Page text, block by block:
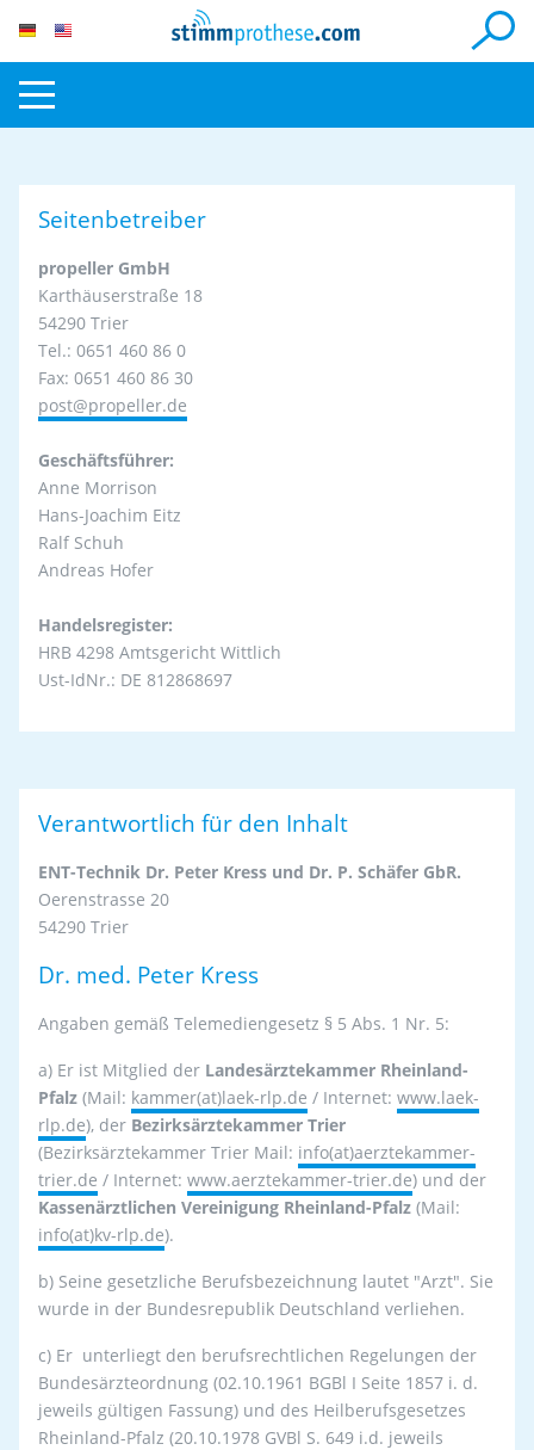
Seitenbetreiber
propeller GmbH
Karthäuserstraße 18
54290 Trier
Tel.: 0651 460 86 0
Fax: 0651 460 86 30
post@propeller.de
Geschäftsführer:
Anne Morrison
Hans-Joachim Eitz
Ralf Schuh
Andreas Hofer
Handelsregister:
HRB 4298 Amtsgericht Wittlich
Ust-IdNr.: DE 812868697
Verantwortlich für den Inhalt
ENT-Technik Dr. Peter Kress und Dr. P. Schäfer GbR.
Oerenstrasse 20
54290 Trier
Dr. med. Peter Kress
Angaben gemäß Telemediengesetz § 5 Abs. 1 Nr. 5:
a) Er ist Mitglied der Landesärztekammer Rheinland-
Pfalz (Mail: kammer(at)laek-rlp.de / Internet: www.laek-
rlp.de), der Bezirksärztekammer Trier
(Bezirksärztekammer Trier Mail: info(at)aerztekammer-
trier.de / Internet: www.aerztekammer-trier.de) und der
Kassenärztlichen Vereinigung Rheinland-Pfalz (Mail:
info(at)kv-rlp.de).
b) Seine gesetzliche Berufsbezeichnung lautet "Arzt". Sie
wurde in der Bundesrepublik Deutschland verliehen.
c) Er unterliegt den berufsrechtlichen Regelungen der
Bundesärzteordnung (02.10.1961 BGBl I Seite 1857 i. d.
jeweils gültigen Fassung) und des Heilberufsgesetzes
Rheinland-Pfalz (20.10.1978 GVBl S. 649 i.d. jeweils